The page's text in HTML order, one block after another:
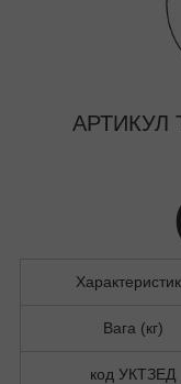
АРТИКУЛ
Вага (кг)
код УКТЗЕД